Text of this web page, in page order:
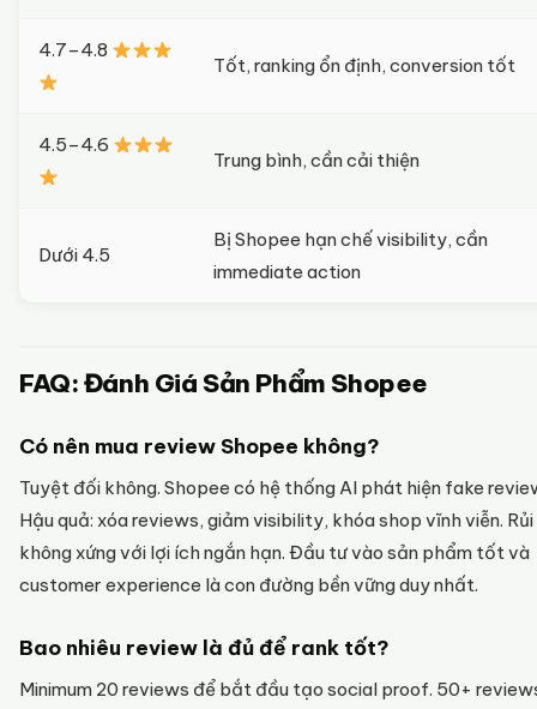
4.7–4.8
Tốt, ranking ổn định, conversion tốt
4.5–4.6
Trung bình, cần cải thiện
Dưới 4.5
Bị Shopee hạn chế visibility, cần
immediate action
FAQ: Đánh Giá Sản Phẩm Shopee
Có nên mua review Shopee không?
Tuyệt đối không. Shopee có hệ thống AI phát hiện fake
Hậu quả: xóa reviews, giảm visibility, khóa shop vĩnh viễn. Rủi
không xứng với lợi ích ngắn hạn. Đầu tư vào sản phẩm tốt và
customer experience là con đường bền vững duy nhất.
Bao nhiêu review là đủ để rank tốt?
Minimum 20 reviews để bắt đầu tạo social proof. 50+